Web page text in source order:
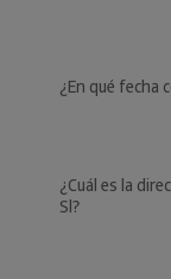
¿En qué fecha
¿Cuál es la
Sl?